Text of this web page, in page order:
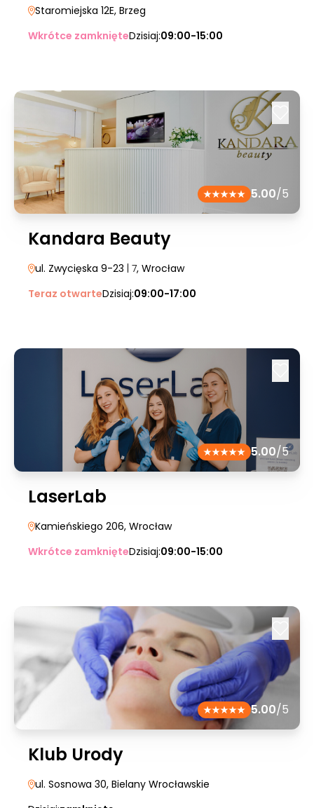
Staromiejska 12E, Brzeg
Wkrótce zamknięteDzisiaj:09:00-15:00
5.00/5
Kandara Beauty
ul. Zwycięska 9-23 | 7, Wrocław
Teraz otwarteDzisiaj:09:00-17:00
5.00/5
LaserLab
Kamieńskiego 206, Wrocław
Wkrótce zamknięteDzisiaj:09:00-15:00
5.00/5
Klub Urody
ul. Sosnowa 30, Bielany Wrocławskie